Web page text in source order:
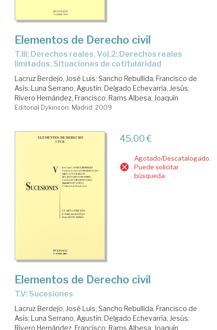
Elementos de Derecho civil
T.III: Derechos reales. Vol.2: Derechos reales
limitados. Situaciones de cotitularidad
Lacruz Berdejo, José Luis; Sancho Rebullida, Francisco de
Asís; Luna Serrano, Agustín; Delgado Echevarría, Jesús;
Rivero Hernández, Francisco; Rams Albesa, Joaquín
Editorial Dykinson. Madrid, 2009
45,00 €
Agotado/Descatalogado.
Puede solicitar
búsqueda.
Elementos de Derecho civil
T.V: Sucesiones
Lacruz Berdejo, José Luis; Sancho Rebullida, Francisco de
Asís; Luna Serrano, Agustín; Delgado Echevarría, Jesús;
Rivero Hernández, Francisco; Rams Albesa, Joaquín